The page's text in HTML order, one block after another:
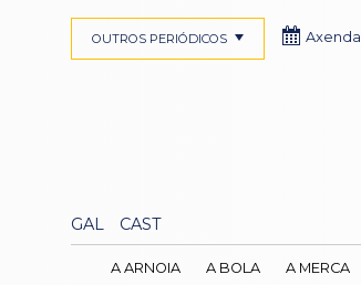
GAL CAST
OUTROS PERIÓDICOS Axenda
A ARNOIA A BOLA A MERCA